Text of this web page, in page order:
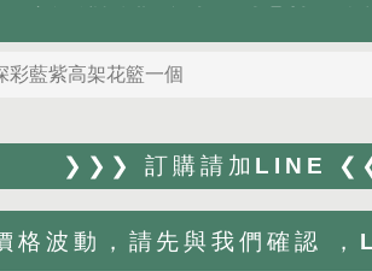
彩藍紫高架花籃一個
❯❯❯ 訂購請加LINE
格波動，請先與我們確認